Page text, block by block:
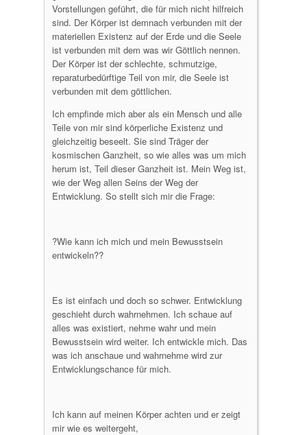
Vorstellungen geführt, die für mich nicht hilfreich
sind. Der Körper ist demnach verbunden mit der
materiellen Existenz auf der Erde und die Seele
ist verbunden mit dem was wir Göttlich nennen.
Der Körper ist der schlechte, schmutzige,
reparaturbedürftige Teil von mir, die Seele ist
verbunden mit dem göttlichen.
Ich empfinde mich aber als ein Mensch und alle
Teile von mir sind körperliche Existenz und
gleichzeitig beseelt. Sie sind Träger der
kosmischen Ganzheit, so wie alles was um mich
herum ist, Teil dieser Ganzheit ist. Mein Weg ist,
wie der Weg allen Seins der Weg der
Entwicklung. So stellt sich mir die Frage:
?Wie kann ich mich und mein Bewusstsein
entwickeln??
Es ist einfach und doch so schwer. Entwicklung
geschieht durch wahrnehmen. Ich schaue auf
alles was existiert, nehme wahr und mein
Bewusstsein wird weiter. Ich entwickle mich. Das
was ich anschaue und wahrnehme wird zur
Entwicklungschance für mich.
Ich kann auf meinen Körper achten und er zeigt
mir wie es weitergeht,